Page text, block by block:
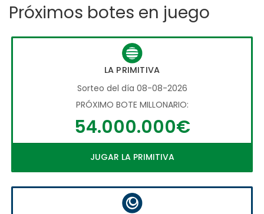
Próximos botes en juego
LA PRIMITIVA
Sorteo del día 08-08-2026
PRÓXIMO BOTE MILLONARIO:
54.000.000€
JUGAR LA PRIMITIVA